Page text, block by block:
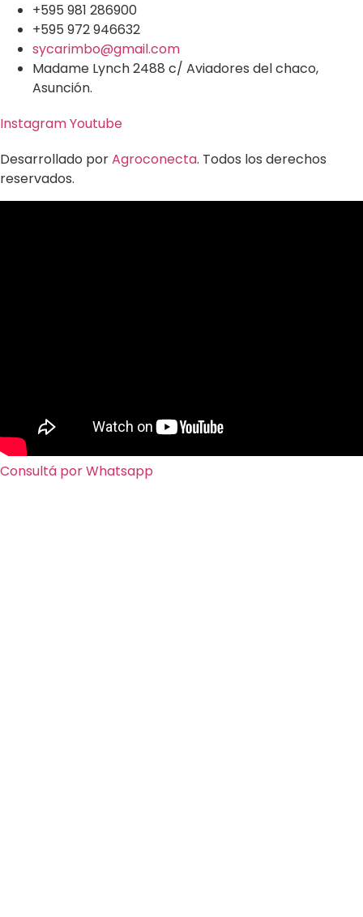
+595 981 286900
+595 972 946632
sycarimbo@gmail.com
Madame Lynch 2488 c/ Aviadores del chaco,
Asunción.
InstagramYoutube
Desarrollado porAgroconecta. Todos los derechos
reservados.
Consultá por Whatsapp